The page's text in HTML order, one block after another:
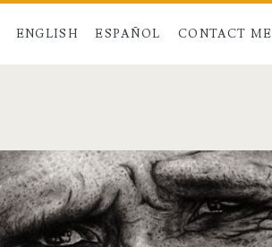
ENGLISH ESPAÑOL CONTACT ME